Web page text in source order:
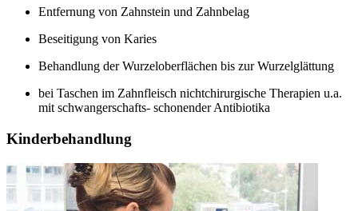
Entfernung von Zahnstein und Zahnbelag
Beseitigung von Karies
Behandlung der Wurzeloberflächen bis zur Wurzelglättung
bei Taschen im Zahnfleisch nichtchirurgische Therapien u.a.
mit schwangerschafts- schonender Antibiotika
Kinderbehandlung